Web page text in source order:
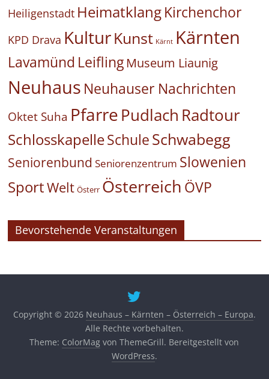
Heiligenstadt HeimatklangKirchenchor
KPD Drava KulturKunst Kärnt Kärnten
Lavamünd Leifling Museum Liaunig
Neuhaus Neuhauser Nachrichten
Oktet Suha PfarrePudlach Radtour
SchlosskapelleSchuleSchwabegg
Seniorenbund Seniorenzentrum Slowenien
SportWelt Österr Österreich ÖVP
Bevorstehende Veranstaltungen
Copyright © 2026 Neuhaus – Kärnten – Österreich – Europa.
Alle Rechte vorbehalten.
Theme: ColorMag von ThemeGrill. Bereitgestellt von
WordPress.